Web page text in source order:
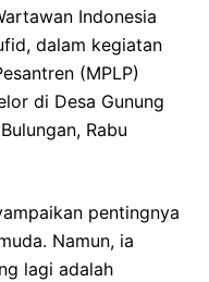
Indonesia
dalam kegiatan
(MPLP)
di Desa Gunung
Rabu
pentingnya
Namun, ia
lagi adalah